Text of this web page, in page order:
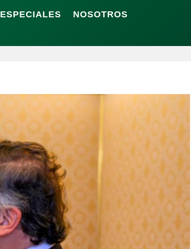
ESPECIALES
NOSOTROS